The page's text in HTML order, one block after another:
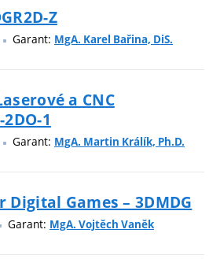
Z
Garant: MgA. Karel Bařina, DiS.
a CNC
1
Garant: MgA. Martin Králík, Ph.D.
Digital Games – 3DMDG
Garant: MgA. Vojtěch Vaněk